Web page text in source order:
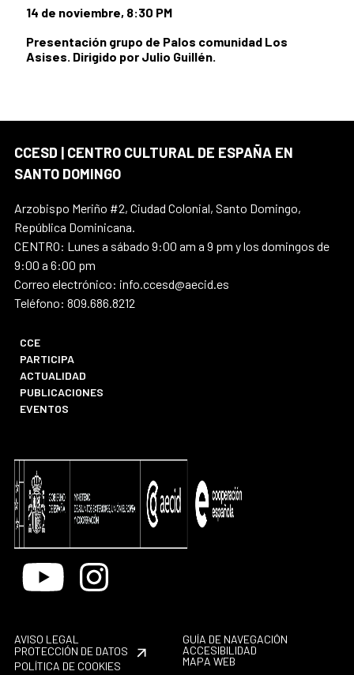
14 de noviembre, 8:30 PM
Presentación grupo de Palos comunidad Los
Asises. Dirigido por Julio Guillén.
CCESD | CENTRO CULTURAL DE ESPAÑA EN
SANTO DOMINGO
Arzobispo Meriño #2, Ciudad Colonial, Santo Domingo,
República Dominicana.
CENTRO: Lunes a sábado 9:00 am a 9 pm y los domingos de
9:00 a 6:00 pm
Correo electrónico: info.ccesd@aecid.es
Teléfono: 809.686.8212
CCE
PARTICIPA
ACTUALIDAD
PUBLICACIONES
EVENTOS
Youtube Instagram
AVISO LEGAL
PROTECCIÓN DE DATOS
POLÍTICA DE COOKIES
GUÍA DE NAVEGACIÓN
ACCESIBILIDAD
MAPA WEB